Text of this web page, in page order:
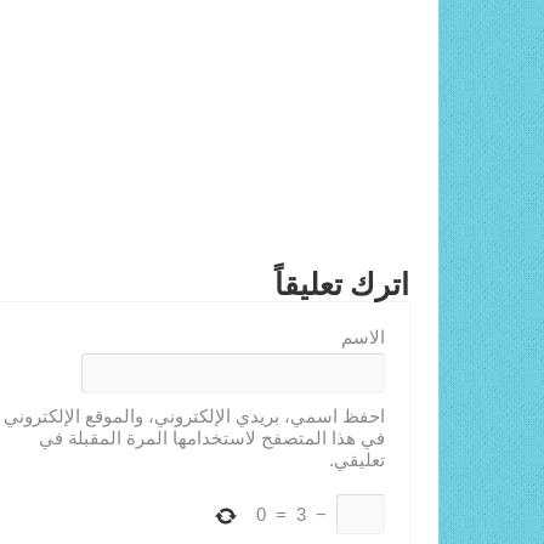
اترك تعليقاً
الاسم
احفظ اسمي، بريدي الإلكتروني، والموقع الإلكتروني
في هذا المتصفح لاستخدامها المرة المقبلة في
تعليقي.
−
3
=
0